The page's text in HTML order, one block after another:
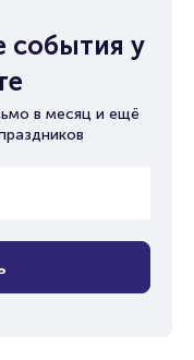
события у
в месяц и ещё